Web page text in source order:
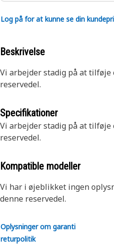
Log på for at kunne se din
Beskrivelse
Vi arbejder stadig på at
reservedel.
Specifikationer
Vi arbejder stadig på at
reservedel.
Kompatible modeller
Vi har i øjeblikket ingen
denne reservedel.
Oplysninger om garanti
returpolitik